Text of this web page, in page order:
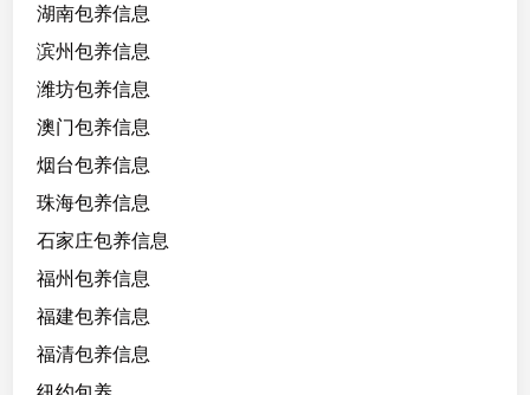
湖南包养信息
滨州包养信息
潍坊包养信息
澳门包养信息
烟台包养信息
珠海包养信息
石家庄包养信息
福州包养信息
福建包养信息
福清包养信息